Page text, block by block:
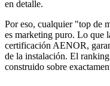
en detalle.
Por eso, cualquier "top de
es marketing puro. Lo que
certificación AENOR,
de la instalación. El
construido sobre